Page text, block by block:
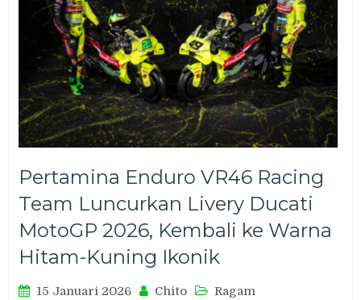
Pertamina Enduro VR46 Racing
Team Luncurkan Livery Ducati
MotoGP 2026, Kembali ke Warna
Hitam-Kuning Ikonik
15 Januari 2026 Chito Ragam